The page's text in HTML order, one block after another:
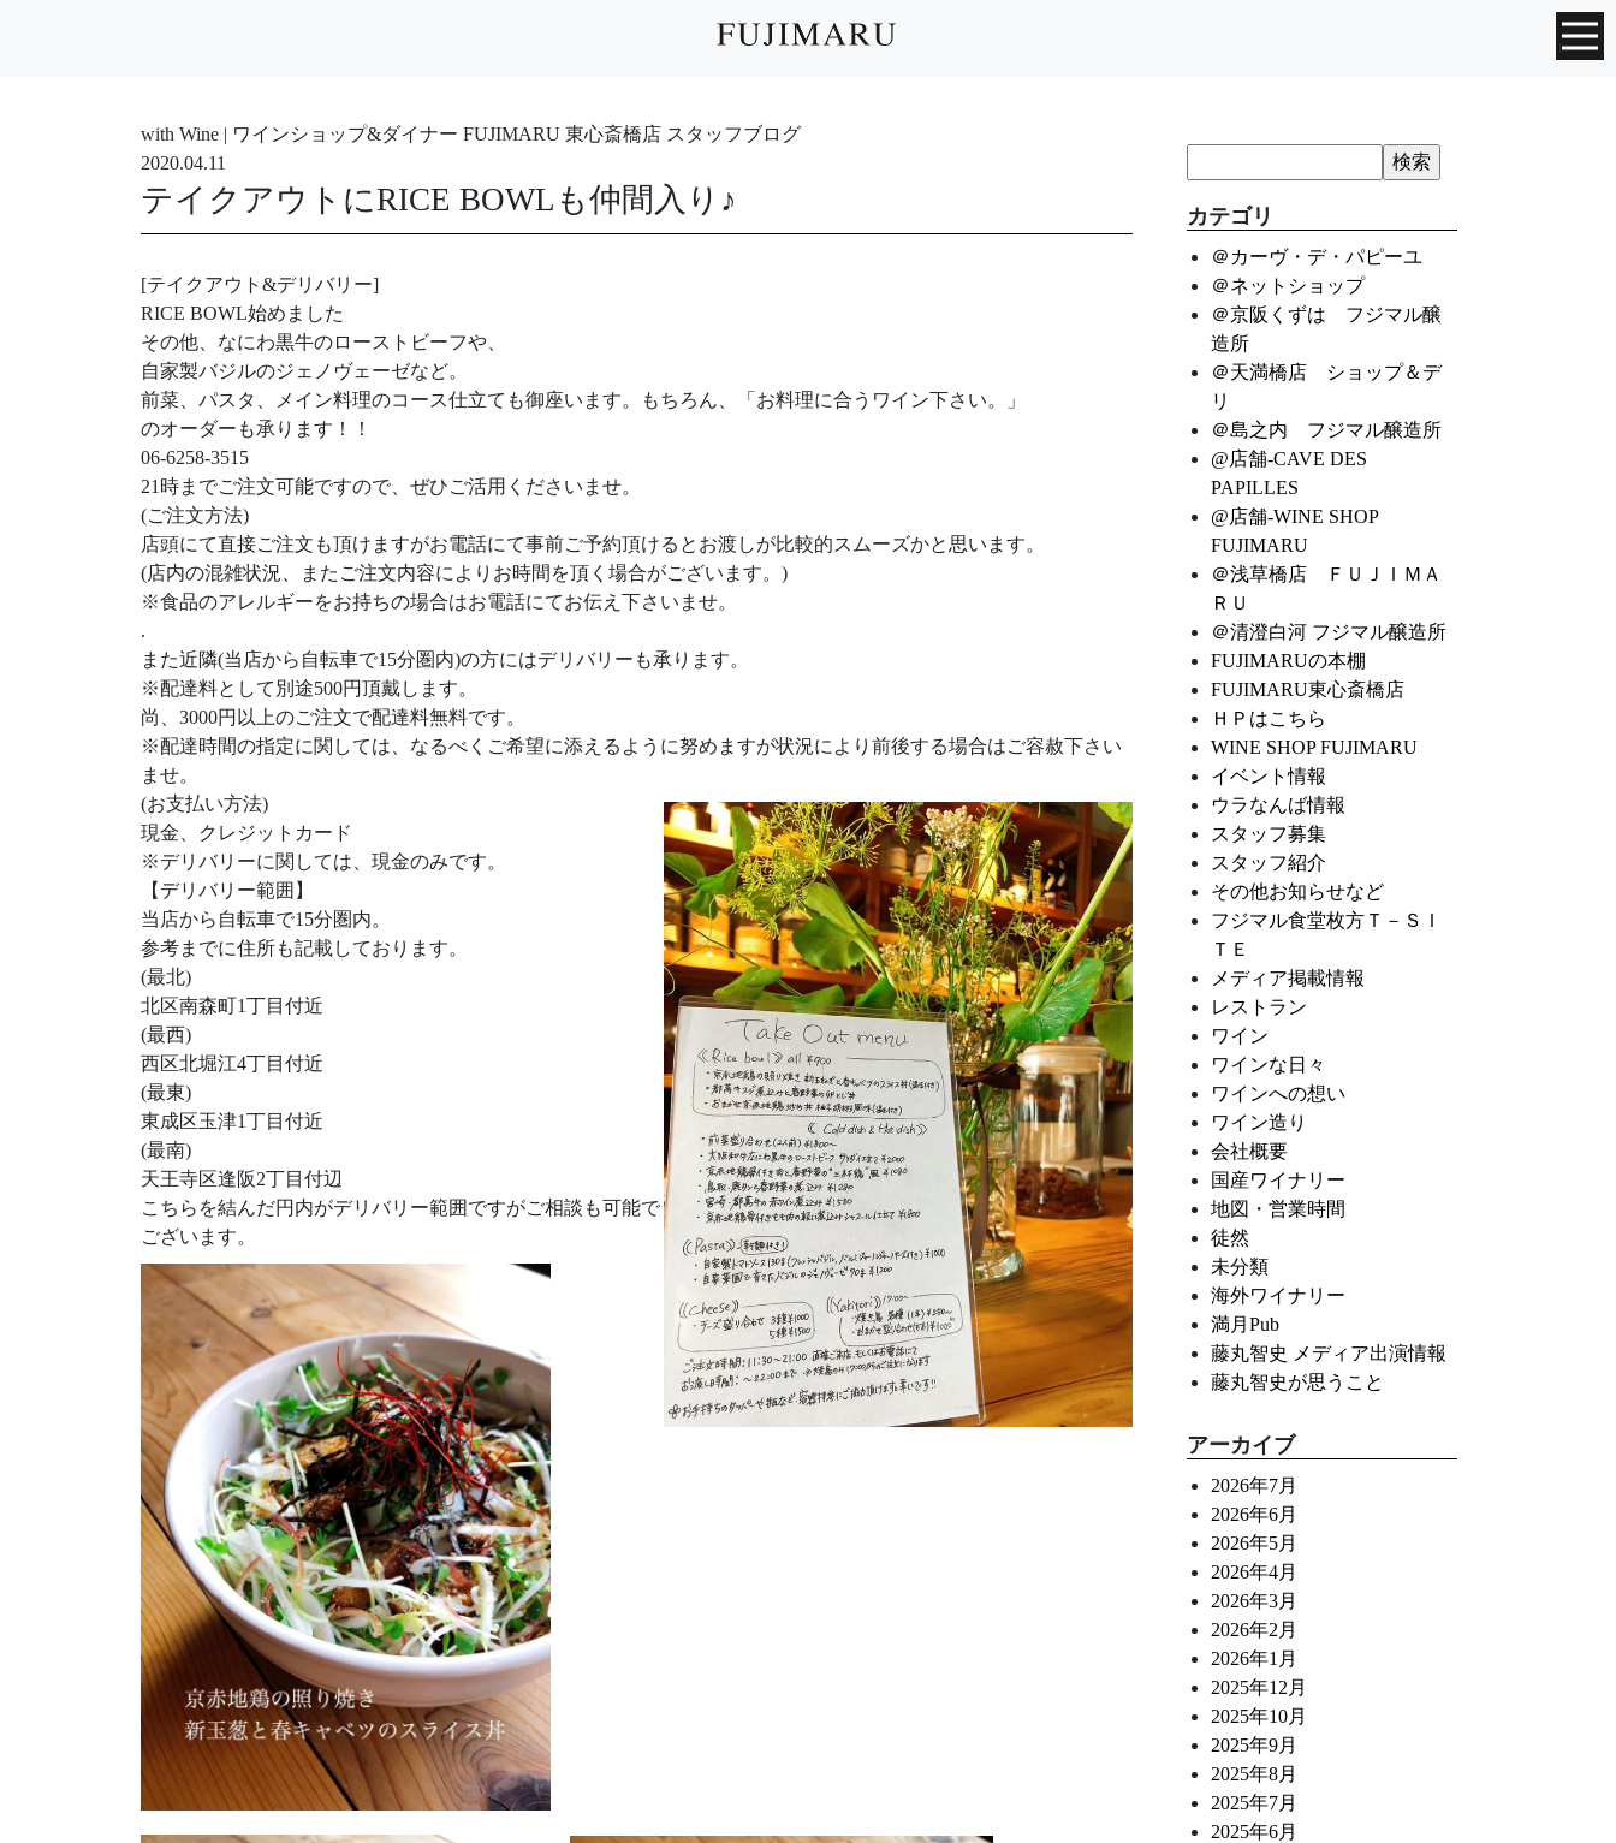
with Wine | ワインショップ&ダイナー FUJIMARU 東心斎橋店 スタッフブログ
2020.04.11
テイクアウトにRICE BOWLも仲間入り♪
[テイクアウト&デリバリー]
RICE BOWL始めました
その他、なにわ黒牛のローストビーフや、
自家製バジルのジェノヴェーゼなど。
前菜、パスタ、メイン料理のコース仕立ても御座います。もちろん、「お料理に合うワイン下さい。」
のオーダーも承ります！！
06-6258-3515
21時までご注文可能ですので、ぜひご活用くださいませ。
(ご注文方法)
店頭にて直接ご注文も頂けますがお電話にて事前ご予約頂けるとお渡しが比較的スムーズかと思います。
(店内の混雑状況、またご注文内容によりお時間を頂く場合がございます。)
※食品のアレルギーをお持ちの場合はお電話にてお伝え下さいませ。
.
また近隣(当店から自転車で15分圏内)の方にはデリバリーも承ります。
※配達料として別途500円頂戴します。
尚、3000円以上のご注文で配達料無料です。
※配達時間の指定に関しては、なるべくご希望に添えるように努めますが状況により前後する場合はご容赦下さい
ませ。
(お支払い方法)
現金、クレジットカード
※デリバリーに関しては、現金のみです。
【デリバリー範囲】
当店から自転車で15分圏内。
参考までに住所も記載しております。
(最北)
北区南森町1丁目付近
(最西)
西区北堀江4丁目付近
(最東)
東成区玉津1丁目付近
(最南)
天王寺区逢阪2丁目付辺
こちらを結んだ円内がデリバリー範囲ですがご相談も可能で
ございます。
カテゴリ
＠カーヴ・デ・パピーユ
＠ネットショップ
＠京阪くずは フジマル醸
造所
＠天満橋店 ショップ＆デ
リ
＠島之内 フジマル醸造所
@店舗-CAVE DES
PAPILLES
@店舗-WINE SHOP
FUJIMARU
＠浅草橋店 ＦＵＪＩＭＡ
ＲＵ
＠清澄白河 フジマル醸造所
FUJIMARUの本棚
FUJIMARU東心斎橋店
ＨＰはこちら
WINE SHOP FUJIMARU
イベント情報
ウラなんば情報
スタッフ募集
スタッフ紹介
その他お知らせなど
フジマル食堂枚方Ｔ－ＳＩ
ＴＥ
メディア掲載情報
レストラン
ワイン
ワインな日々
ワインへの想い
ワイン造り
会社概要
国産ワイナリー
地図・営業時間
徒然
未分類
海外ワイナリー
満月Pub
藤丸智史 メディア出演情報
藤丸智史が思うこと
アーカイブ
2026年7月
2026年6月
2026年5月
2026年4月
2026年3月
2026年2月
2026年1月
2025年12月
2025年10月
2025年9月
2025年8月
2025年7月
2025年6月